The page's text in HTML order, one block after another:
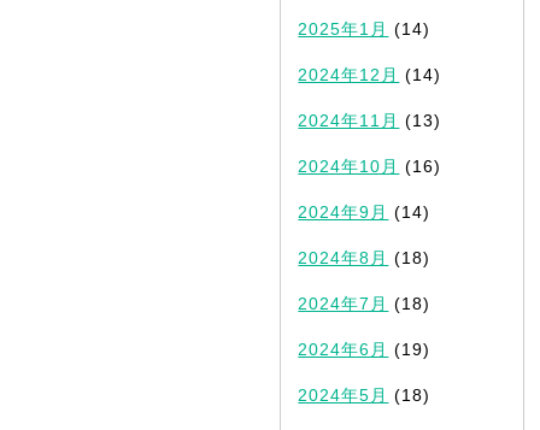
2025年1月 (14)
2024年12月 (14)
2024年11月 (13)
2024年10月 (16)
2024年9月 (14)
2024年8月 (18)
2024年7月 (18)
2024年6月 (19)
2024年5月 (18)